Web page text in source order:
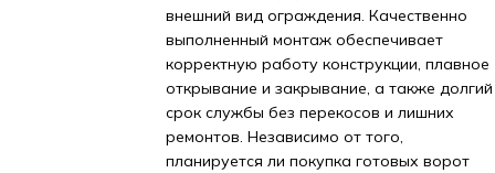
внешний вид ограждения. Качественно
выполненный монтаж обеспечивает
корректную работу конструкции, плавное
открывание и закрывание, а также долгий
срок службы без перекосов и лишних
ремонтов. Независимо от того,
планируется ли покупка готовых ворот